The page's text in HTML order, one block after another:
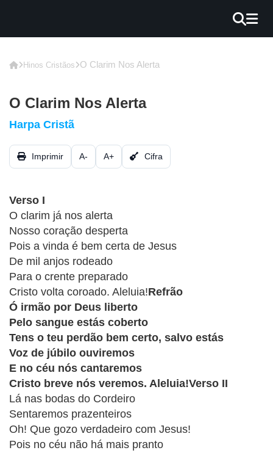
GRÁTIS
GUITAR
CIFRA
VÍDEO
HINOS
CRISTÃOS
TEORIA
MUSICAL
MINI
DOC
REVIEW
PLAYBACK
Hinos Cristãos O Clarim Nos Alerta
O Clarim Nos Alerta
Harpa Cristã
Imprimir A- A+ Cifra
Verso I
O clarim já nos alerta
Nosso coração desperta
Pois a vinda é bem certa de Jesus
De mil anjos rodeado
Para o crente preparado
Cristo volta coroado. Aleluia!Refrão
Ó irmão por Deus liberto
Pelo sangue estás coberto
Tens o teu perdão bem certo, salvo estás
Voz de júbilo ouviremos
E no céu nós cantaremos
Cristo breve nós veremos. Aleluia!Verso II
Lá nas bodas do Cordeiro
Sentaremos prazenteiros
Oh! Que gozo verdadeiro com Jesus!
Pois no céu não há mais pranto